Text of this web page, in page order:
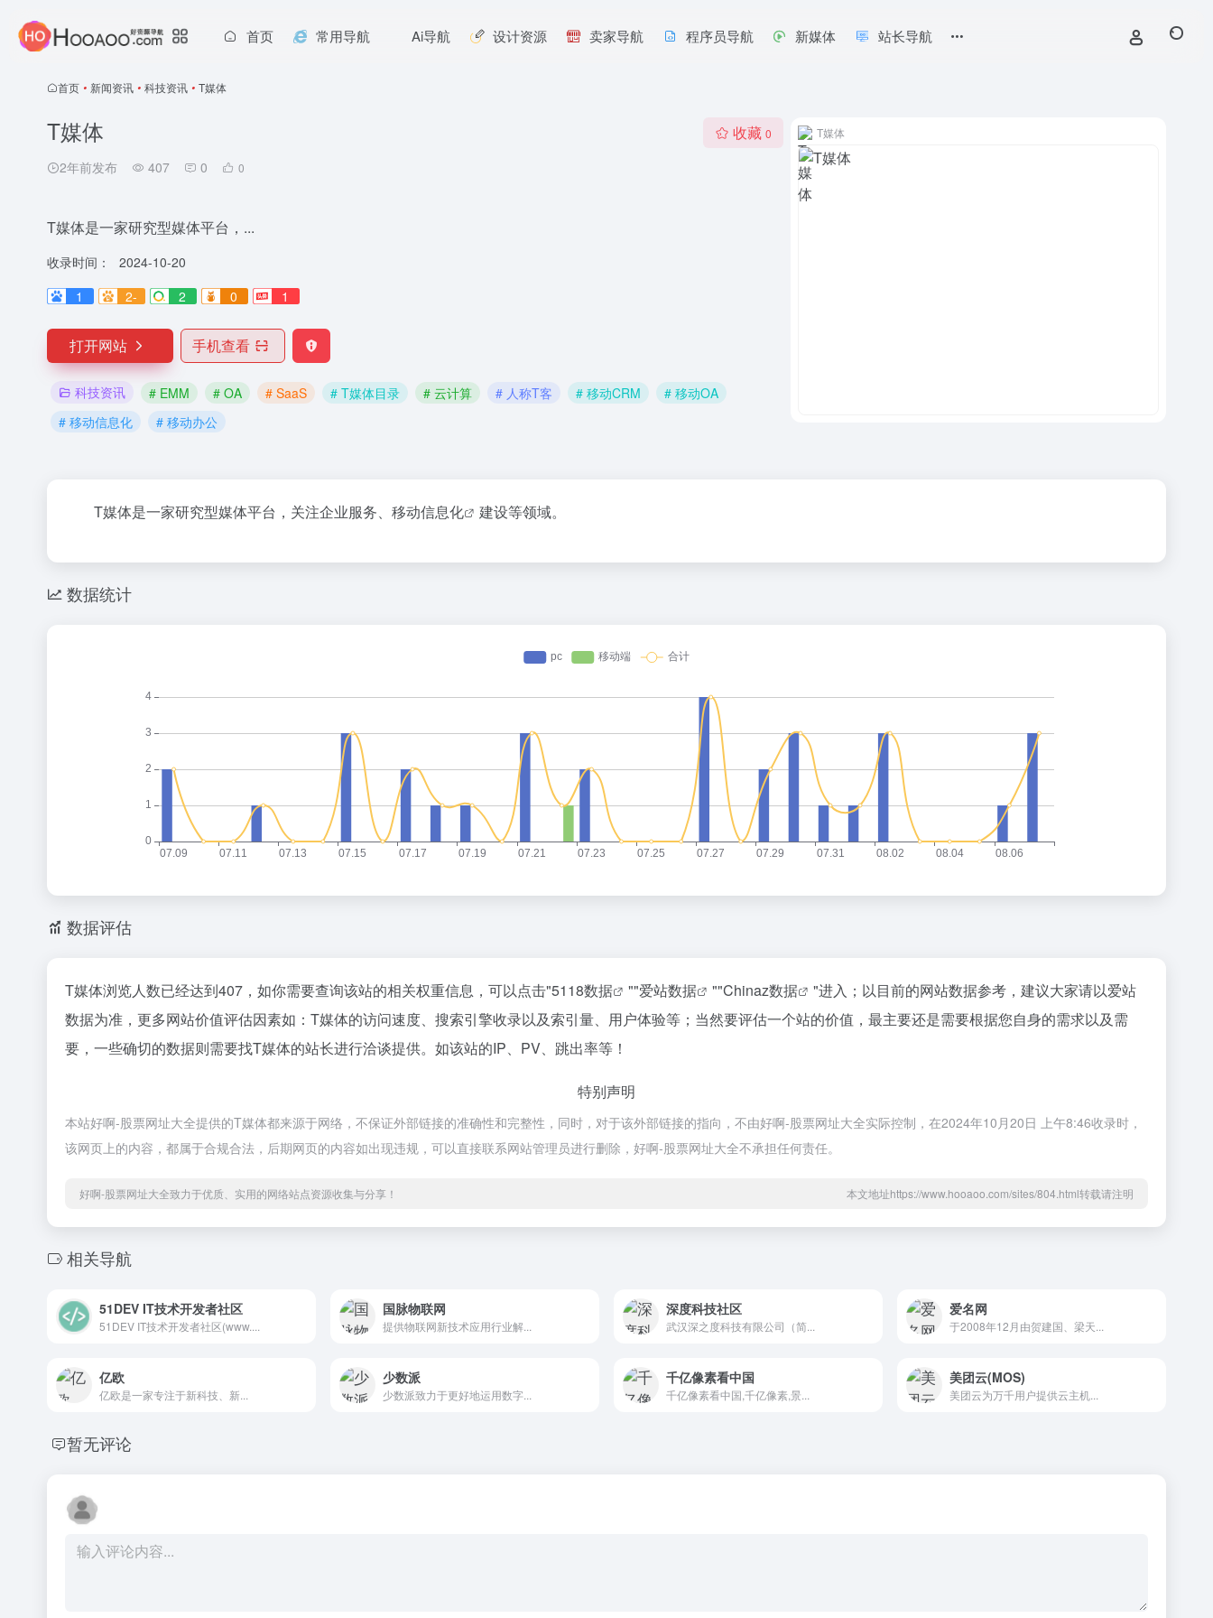
首页 常用导航 Ai导航 设计资源 卖家导航 程序员导航 新媒体 站长导航
首页 • 新闻资讯 • 科技资讯 • T媒体
T媒体
2年前发布 407 0 0
收藏 0
T媒体是一家研究型媒体平台，...
收录时间：
2024-10-20
1
2- 2 0 1
打开网站 手机查看
科技资讯 # EMM # OA # SaaS # T媒体目录 # 云计算 # 人称T客 # 移动CRM
# 移动OA
# 移动信息化
# 移动办公
T媒体
T媒体是一家研究型媒体平台，关注企业服务、 移动信息化 建设等领域。
数据统计
数据评估
T媒体浏览人数已经达到407，如你需要查询该站的相关权重信息，可以点击"5118数据 ""爱站数据 ""Chinaz数据
"进入；以目前的网站数据参考，建议大家请以爱站
数据为准，更多网站价值评估因素如：T媒体的访问速度、搜索引擎收录以及索引量、用户体验等；当然要评估一个站的价值，最主要还是需要根据您自身的需求以及需
要，一些确切的数据则需要找T媒体的站长进行洽谈提供。如该站的IP、PV、跳出率等！
特别声明
本站好啊-股票网址大全提供的T媒体都来源于网络，不保证外部链接的准确性和完整性，同时，对于该外部链接的指向，不由好啊-股票网址大全实际控制，在2024年10月20日 上午8:46收录时，
该网页上的内容，都属于合规合法，后期网页的内容如出现违规，可以直接联系网站管理员进行删除，好啊-股票网址大全不承担任何责任。
好啊-股票网址大全致力于优质、实用的网络站点资源收集与分享！ 本文地址https://www.hooaoo.com/sites/804.html转载请注明
相关导航
51DEV IT技术开发者社区
51DEV IT技术开发者社区(www....
国脉物联网
提供物联网新技术应用行业解...
深度科技社区
武汉深之度科技有限公司（简...
爱名网
于2008年12月由贺建国、梁天...
亿欧
亿欧是一家专注于新科技、新...
少数派
少数派致力于更好地运用数字...
千亿像素看中国
千亿像素看中国,千亿像素,景...
美团云(MOS)
美团云为万千用户提供云主机...
暂无评论